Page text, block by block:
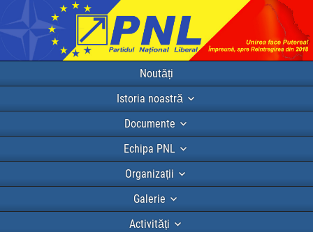
Noutăți
Istoria noastră
Documente
Echipa PNL
Organizații
Galerie
Activități